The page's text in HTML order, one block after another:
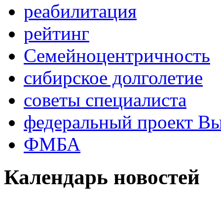
реабилитация
рейтинг
Семейноцентричность
сибирское долголетие
советы специалиста
федеральный проект
ФМБА
Календарь новостей